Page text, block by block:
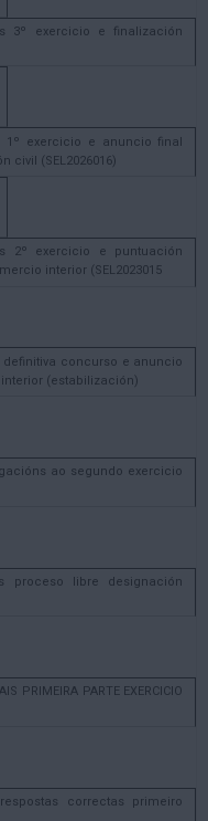
3º exercicio e finalización
1º exercicio e anuncio final
(SEL2026016)
2º exercicio e puntuación
interior (SEL2023015
definitiva concurso e anuncio
(estabilización)
ao segundo exercicio
proceso libre designación
PRIMEIRA PARTE EXERCICIO
respostas correctas primeiro